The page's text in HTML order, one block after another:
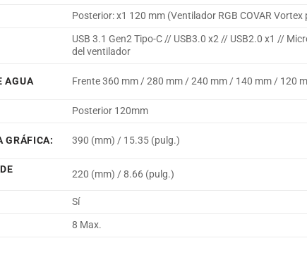
Posterior: x1 120 mm (Ventilador RGB COVAR
USB 3.1 Gen2 Tipo-C // USB3.0 x2 // USB2.0 x1 //
del ventilador
AGUA Frente 360 mm / 280 mm / 240 mm / 140 mm / 120
Posterior 120mm
GRÁFICA: 390 (mm) / 15.35 (pulg.)
220 (mm) / 8.66 (pulg.)
Sí
8 Max.